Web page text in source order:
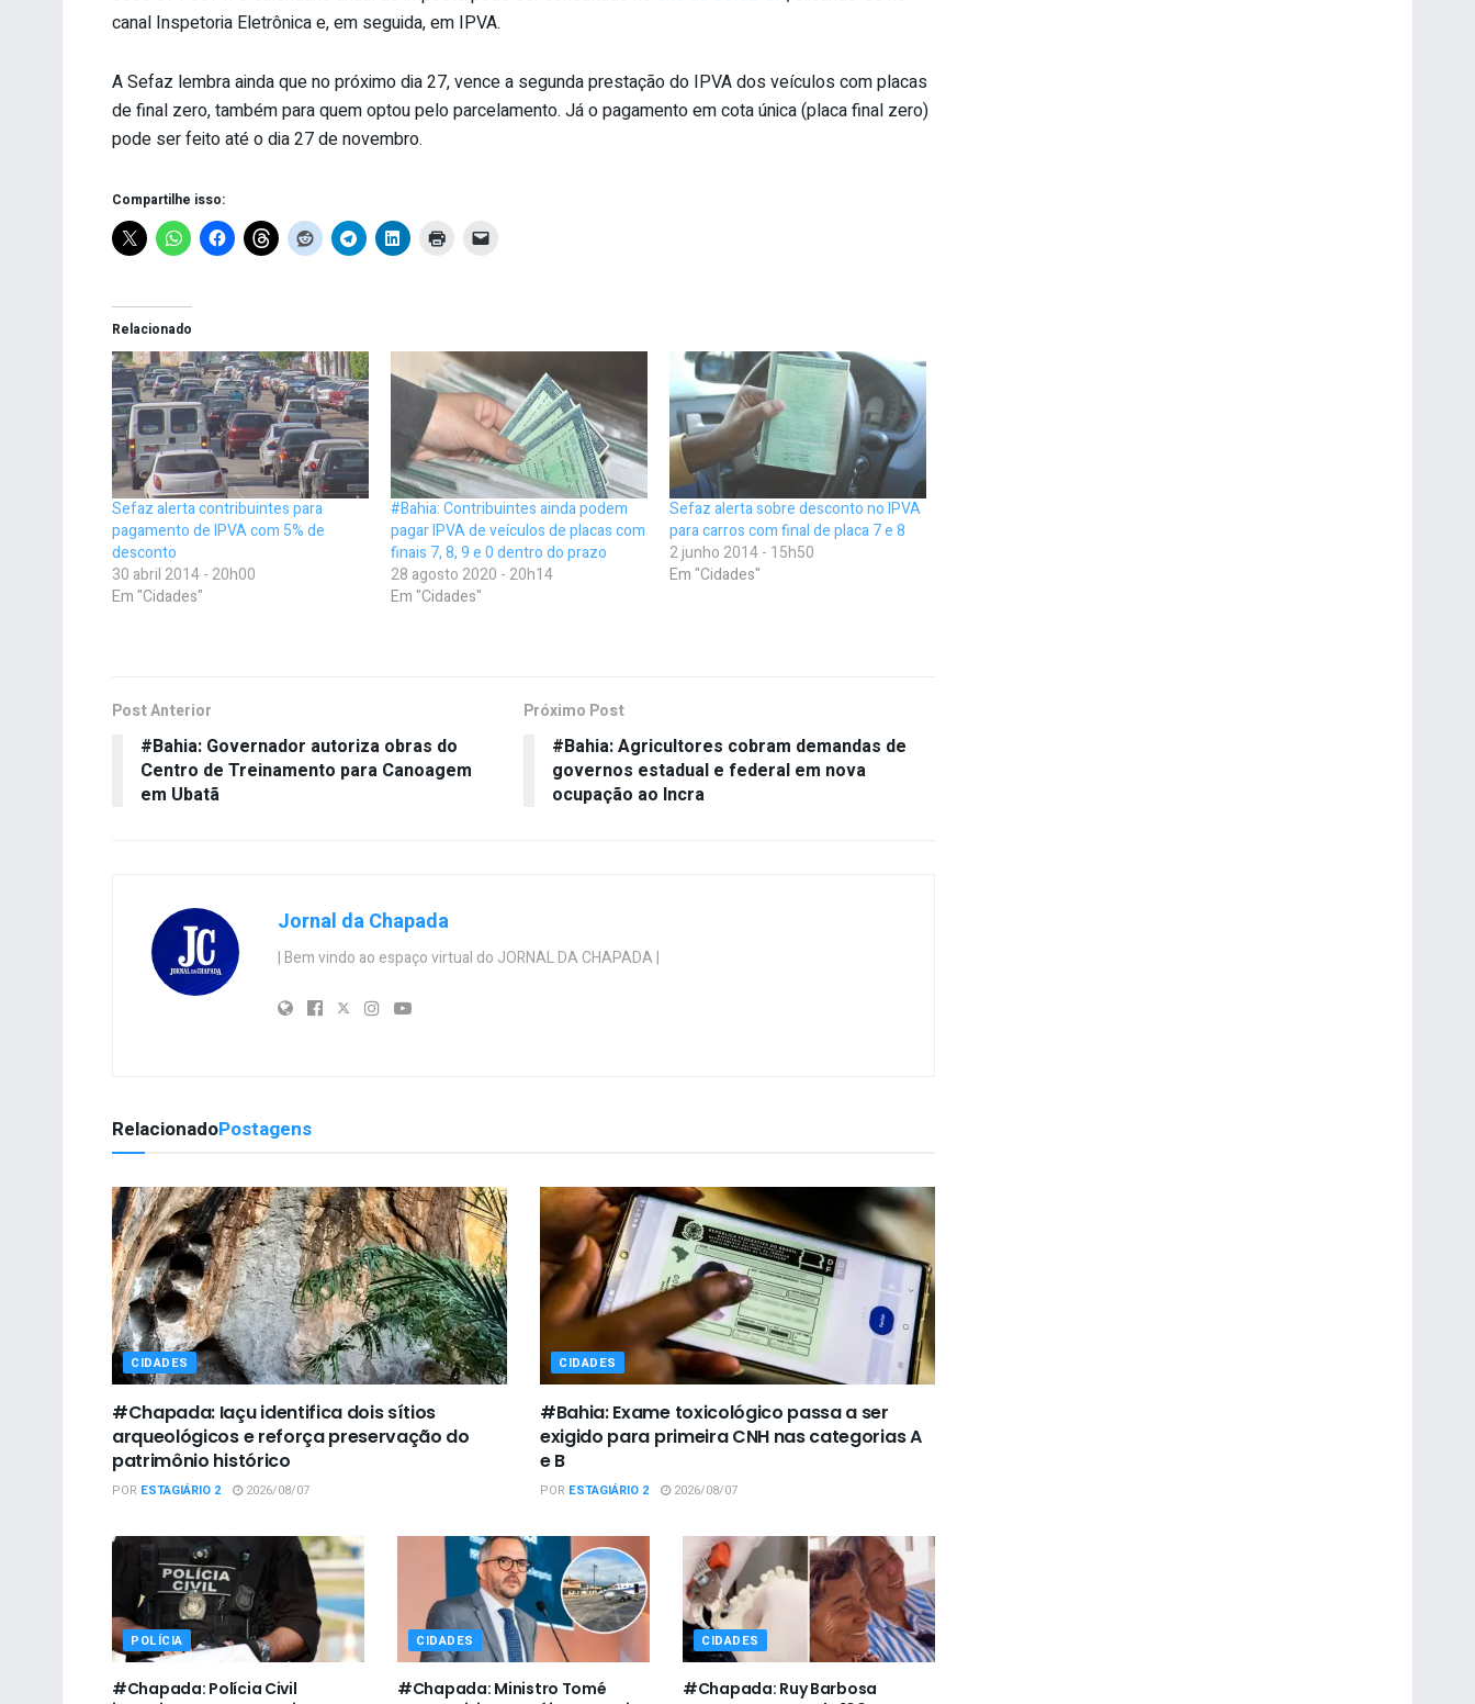
canal Inspetoria Eletrônica e, em seguida, em IPVA.
A Sefaz lembra ainda que no próximo dia 27, vence a segunda prestação do IPVA dos veículos com placas
de final zero, também para quem optou pelo parcelamento. Já o pagamento em cota única (placa final zero)
pode ser feito até o dia 27 de novembro.
Compartilhe isso:
Relacionado
Sefaz alerta contribuintes para
pagamento de IPVA com 5% de
desconto
30 abril 2014 - 20h00
Em "Cidades"
#Bahia: Contribuintes ainda podem
pagar IPVA de veículos de placas com
finais 7, 8, 9 e 0 dentro do prazo
28 agosto 2020 - 20h14
Em "Cidades"
Sefaz alerta sobre desconto no IPVA
para carros com final de placa 7 e 8
2 junho 2014 - 15h50
Em "Cidades"
Post Anterior
#Bahia: Governador autoriza obras do
Centro de Treinamento para Canoagem
em Ubatã
Próximo Post
#Bahia: Agricultores cobram demandas de
governos estadual e federal em nova
ocupação ao Incra
Jornal da Chapada
| Bem vindo ao espaço virtual do JORNAL DA CHAPADA |
RelacionadoPostagens
CIDADES
#Chapada: Iaçu identifica dois sítios
arqueológicos e reforça preservação do
patrimônio histórico
POR ESTAGIÁRIO 2 2026/08/07
CIDADES
#Bahia: Exame toxicológico passa a ser
exigido para primeira CNH nas categorias A
e B
POR ESTAGIÁRIO 2 2026/08/07
POLÍCIA
#Chapada: Polícia Civil
CIDADES
#Chapada: Ministro Tomé
CIDADES
#Chapada: Ruy Barbosa